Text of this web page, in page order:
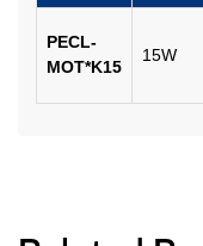
PECL-
MOT*K15
15W